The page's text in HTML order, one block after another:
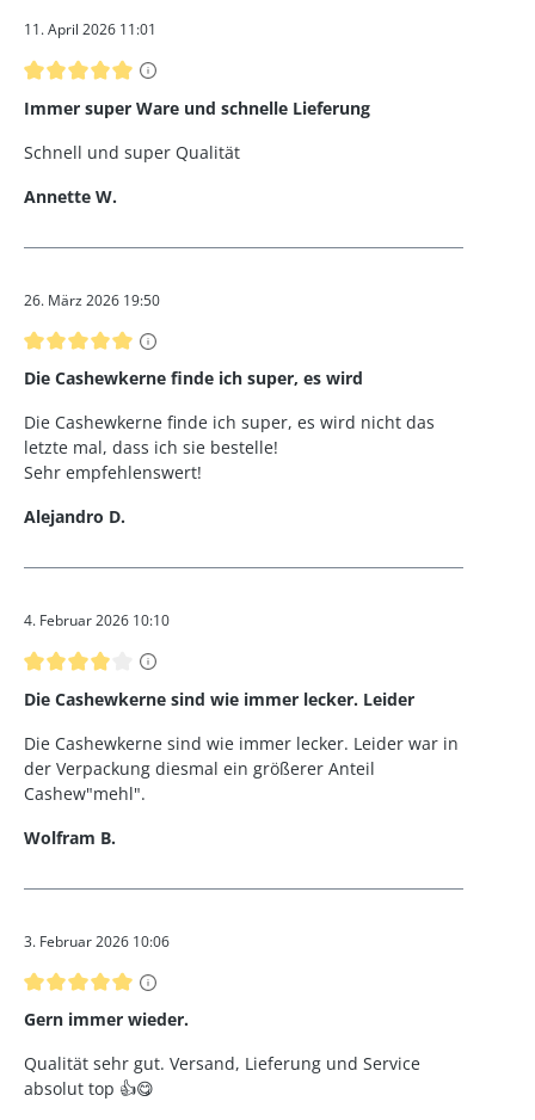
11. April 2026 11:01
Bewertung mit 5 von 5 Sternen
Immer super Ware und schnelle Lieferung
Schnell und super Qualität
Annette W.
26. März 2026 19:50
Bewertung mit 5 von 5 Sternen
Die Cashewkerne finde ich super, es wird
Die Cashewkerne finde ich super, es wird nicht das
letzte mal, dass ich sie bestelle!
Sehr empfehlenswert!
Alejandro D.
4. Februar 2026 10:10
Bewertung mit 4 von 5 Sternen
Die Cashewkerne sind wie immer lecker. Leider
Die Cashewkerne sind wie immer lecker. Leider war in
der Verpackung diesmal ein größerer Anteil
Cashew"mehl".
Wolfram B.
3. Februar 2026 10:06
Bewertung mit 5 von 5 Sternen
Gern immer wieder.
Qualität sehr gut. Versand, Lieferung und Service
absolut top 👍😋